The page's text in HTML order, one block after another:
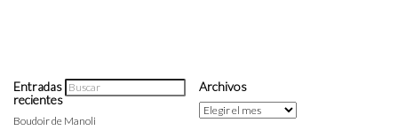
Entradas
recientes
Boudoir de Manoli
Archivos
Archivos